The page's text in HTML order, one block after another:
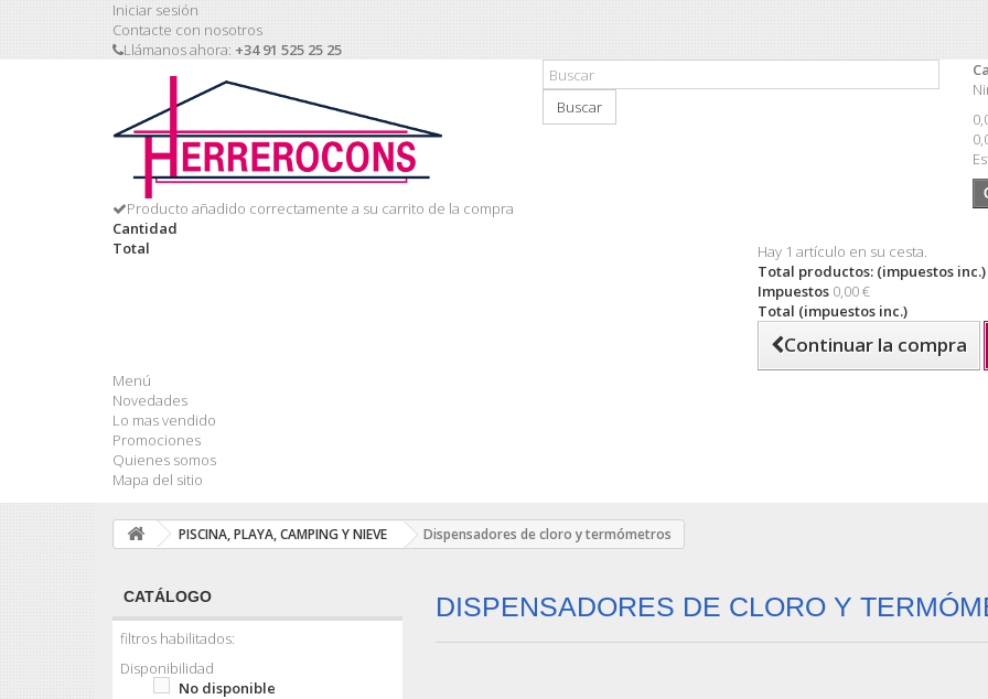
Iniciar sesión
Contacte con nosotros
Llámanos ahora: +34 91 525 25 25
Buscar
Producto añadido correctamente a su carrito de la compra
Cantidad
Total
Hay 1 artículo en su cesta.
Total productos: (impuestos inc.)
Impuestos 0,00 €
Total (impuestos inc.)
Continuar la compra
Menú
Novedades
Lo mas vendido
Promociones
Quienes somos
Mapa del sitio
PISCINA, PLAYA, CAMPING Y NIEVE Dispensadores de cloro y termómetros
CATÁLOGO
filtros habilitados:
Disponibilidad
No disponible
DISPENSADORES DE CLORO Y